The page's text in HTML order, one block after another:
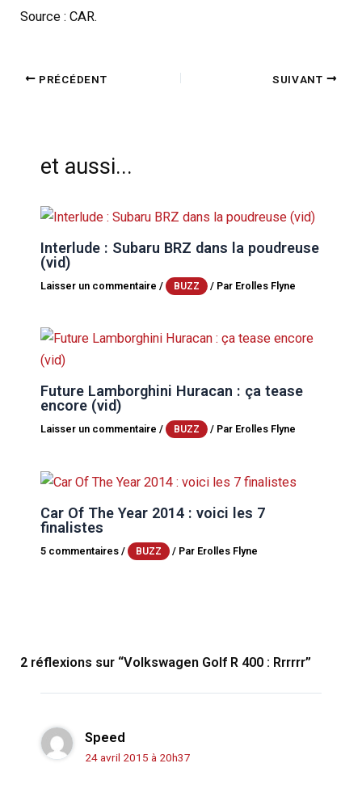
Source : CAR.
PRÉCÉDENT SUIVANT
et aussi...
Interlude : Subaru BRZ dans la poudreuse
(vid)
Laisser un commentaire / BUZZ / Par Erolles Flyne
Future Lamborghini Huracan : ça tease
encore (vid)
Laisser un commentaire / BUZZ / Par Erolles Flyne
Car Of The Year 2014 : voici les 7
finalistes
5 commentaires / BUZZ / Par Erolles Flyne
2 réflexions sur “Volkswagen Golf R 400 : Rrrrrr”
Speed
24 avril 2015 à 20h37